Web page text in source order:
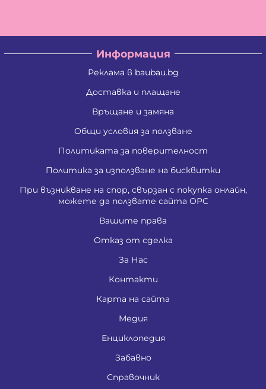
Информация
Реклама в baubau.bg
Доставка и плащане
Връщане и замяна
Общи условия за ползване
Политиката за поверителност
Политика за използване на бисквитки
При възникване на спор, свързан с покупка онлайн,
можете да ползвате сайта ОРС
Вашите права
Отказ от сделка
За Нас
Контакти
Карта на сайта
Медия
Енциклопедия
Забавно
Справочник